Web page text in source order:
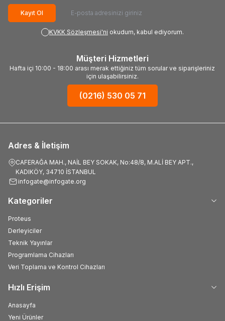
Kayıt Ol
KVKK Sözleşmesi'ni okudum, kabul ediyorum.
Müşteri Hizmetleri
Hafta içi 10:00 - 18:00 arası merak ettiğiniz tüm sorular ve siparişleriniz
için ulaşabilirsiniz.
(0216) 530 05 71
Adres & İletişim
CAFERAĞA MAH., NAİL BEY SOKAK, No:48/8, M.ALİ BEY APT.,
KADIKÖY, 34710 İSTANBUL
infogate@infogate.org
Kategoriler
Proteus
Derleyiciler
Teknik Yayınlar
Programlama Cihazları
Veri Toplama ve Kontrol Cihazları
Hızlı Erişim
Anasayfa
Yeni Ürünler